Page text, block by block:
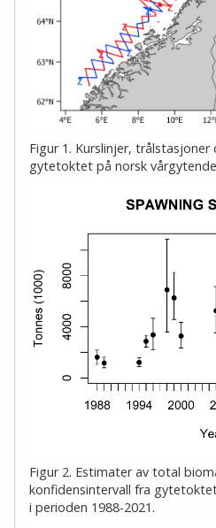
Figur 1. Kurslinjer,
gytetoktet på norsk
Figur 2. Estimater av total
konfidensintervall fra
i perioden 1988-2021.